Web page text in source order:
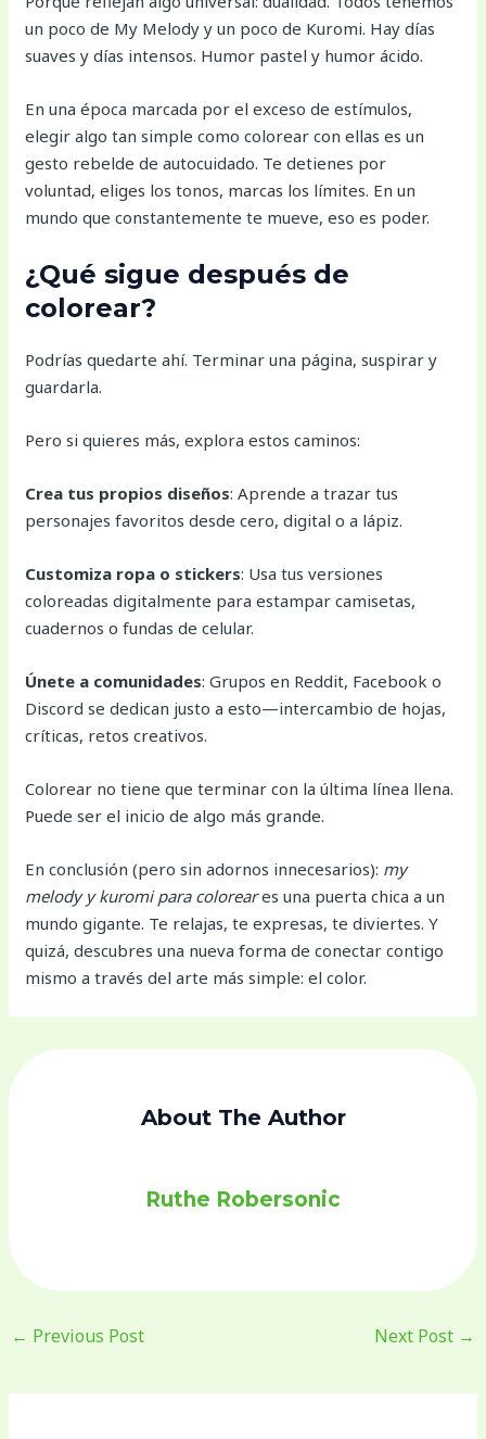
un poco de My Melody y un poco de Kuromi. Hay días
suaves y días intensos. Humor pastel y humor ácido.
En una época marcada por el exceso de estímulos,
elegir algo tan simple como colorear con ellas es un
gesto rebelde de autocuidado. Te detienes por
voluntad, eliges los tonos, marcas los límites. En un
mundo que constantemente te mueve, eso es poder.
¿Qué sigue después de
colorear?
Podrías quedarte ahí. Terminar una página, suspirar y
guardarla.
Pero si quieres más, explora estos caminos:
Crea tus propios diseños: Aprende a trazar tus
personajes favoritos desde cero, digital o a lápiz.
Customiza ropa o stickers: Usa tus versiones
coloreadas digitalmente para estampar camisetas,
cuadernos o fundas de celular.
Únete a comunidades: Grupos en Reddit, Facebook o
Discord se dedican justo a esto—intercambio de hojas,
críticas, retos creativos.
Colorear no tiene que terminar con la última línea llena.
Puede ser el inicio de algo más grande.
En conclusión (pero sin adornos innecesarios): my
melody y kuromi para coloreares una puerta chica a un
mundo gigante. Te relajas, te expresas, te diviertes. Y
quizá, descubres una nueva forma de conectar contigo
mismo a través del arte más simple: el color.
About The Author
Ruthe Robersonic
← Previous Post Next Post →